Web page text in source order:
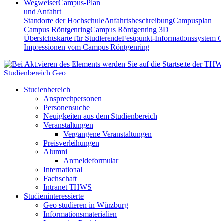
WegweiserCampus-Plan
und Anfahrt
Standorte der HochschuleAnfahrtsbeschreibungCampusplan
Campus RöntgenringCampus Röntgenring 3D
Übersichtskarte für StudierendeFestpunkt-Informationssystem
Impressionen vom Campus Röntgenring
Studienbereich Geo
Studienbereich
Ansprechpersonen
Personensuche
Neuigkeiten aus dem Studienbereich
Veranstaltungen
Vergangene Veranstaltungen
Preisverleihungen
Alumni
Anmeldeformular
International
Fachschaft
Intranet THWS
Studieninteressierte
Geo studieren in Würzburg
Informationsmaterialien